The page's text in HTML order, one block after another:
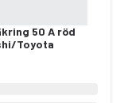
50 A röd
Toyota